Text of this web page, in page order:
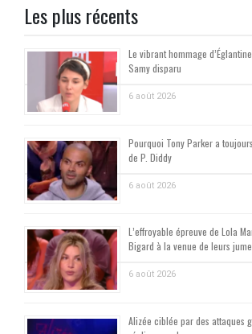
publications
Les plus récents
Le vibrant hommage
Samy disparu
6 août 2026
Pourquoi Tony Parker a
de P. Diddy
6 août 2026
L’effroyable épreuve de Lola
Bigard à la venue de leurs
6 août 2026
Alizée ciblée par des attaques